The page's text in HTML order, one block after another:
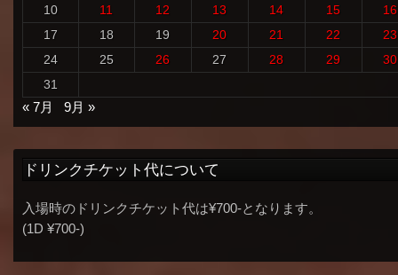
10
11 12 13 14 15
16
17
18 19 20 21 22
23
24
25 26 27 28 29
30
31
« 7月
9月 »
ドリンクチケット代について
入場時のドリンクチケット代は¥700-となります。
(1D ¥700-)